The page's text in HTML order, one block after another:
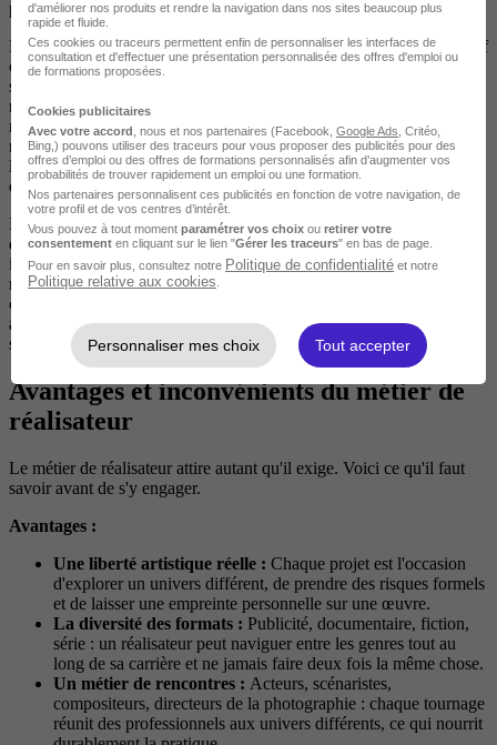
plateau.
Pendant le tournage, vous êtes entouré en permanence : acteurs, chef
opérateur, scripte, régisseur, assistants. Les journées sont longues,
souvent physiques, et le moindre retard sur le plan de travail se
ressent immédiatement. Une fois le tournage terminé, la salle de
montage vous attend. Vous y passerez des semaines, parfois des
mois, à côté d'un chef monteur, à visionner les rushes et à construire
le film dans le silence. C'est souvent là que le projet prend sa forme
définitive, loin de l'agitation du plateau.
La grande majorité des réalisateurs exercent sous le statut
d'intermittent du spectacle, ce qui signifie des périodes de travail
intenses suivies de creux d'activité. Les structures qui emploient
régulièrement des réalisateurs sont les sociétés de production
cinématographique et télévisuelle, les chaînes de télévision, les
agences de publicité et, de plus en plus, les plateformes de
streaming.
Avantages et inconvénients du métier de
réalisateur
Le métier de réalisateur attire autant qu'il exige. Voici ce qu'il faut
savoir avant de s'y engager.
Avantages :
Une liberté artistique réelle : Chaque projet est l'occasion
d'explorer un univers différent, de prendre des risques formels
et de laisser une empreinte personnelle sur une œuvre.
La diversité des formats : Publicité, documentaire, fiction,
série : un réalisateur peut naviguer entre les genres tout au
long de sa carrière et ne jamais faire deux fois la même chose.
Un métier de rencontres : Acteurs, scénaristes,
compositeurs, directeurs de la photographie : chaque tournage
réunit des professionnels aux univers différents, ce qui nourrit
d'améliorer nos produits et rendre la navigation dans nos sites beaucoup plus
rapide et fluide.
Ces cookies ou traceurs permettent enfin de personnaliser les interfaces de
consultation et d'effectuer une présentation personnalisée des offres d'emploi ou
de formations proposées.
Cookies publicitaires
Avec votre accord , nous et nos partenaires (Facebook, Google Ads , Critéo,
Bing,) pouvons utiliser des traceurs pour vous proposer des publicités pour des
offres d’emploi ou des offres de formations personnalisés afin d’augmenter vos
probabilités de trouver rapidement un emploi ou une formation.
Nos partenaires personnalisent ces publicités en fonction de votre navigation, de
votre profil et de vos centres d’intérêt.
Vous pouvez à tout moment paramétrer vos choix ou retirer votre
consentement en cliquant sur le lien "Gérer les traceurs" en bas de page.
Pour en savoir plus, consultez notre Politique de confidentialité et notre
Politique relative aux cookies
Personnaliser mes choix Tout accepter